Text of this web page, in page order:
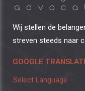
Wij stellen de
streven steeds naar
GOOGLE
Select Language